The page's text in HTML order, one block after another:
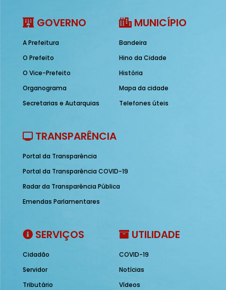
GOVERNO
A Prefeitura
O Prefeito
O Vice-Prefeito
Organograma
Secretarias e Autarquias
MUNICÍPIO
Bandeira
Hino da Cidade
História
Mapa da cidade
Telefones úteis
TRANSPARÊNCIA
Portal da Transparência
Portal da Transparência COVID-19
Radar da Transparência Pública
Emendas Parlamentares
SERVIÇOS
Cidadão
Servidor
Tributário
UTILIDADE
COVID-19
Notícias
Vídeos